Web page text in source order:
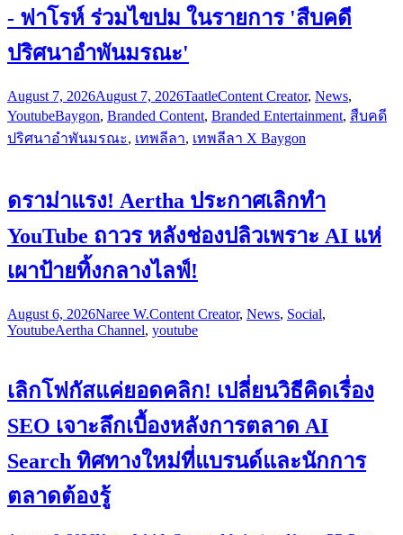
- ฟาโรห์ ร่วมไขปม ในรายการ 'สืบคดี
ปริศนาอำพันมรณะ'
August 7, 2026August 7, 2026TaatleContent Creator, News,
YoutubeBaygon, Branded Content, Branded Entertainment, สืบคดี
ปริศนาอำพันมรณะ, เทพลีลา, เทพลีลา X Baygon
ดราม่าแรง! Aertha ประกาศเลิกทำ
YouTube ถาวร หลังช่องปลิวเพราะ AI แห่
เผาป้ายทิ้งกลางไลฟ์!
August 6, 2026Naree W.Content Creator, News, Social,
YoutubeAertha Channel, youtube
เลิกโฟกัสแค่ยอดคลิก! เปลี่ยนวิธีคิดเรื่อง
SEO เจาะลึกเบื้องหลังการตลาด AI
Search ทิศทางใหม่ที่แบรนด์และนักการ
ตลาดต้องรู้